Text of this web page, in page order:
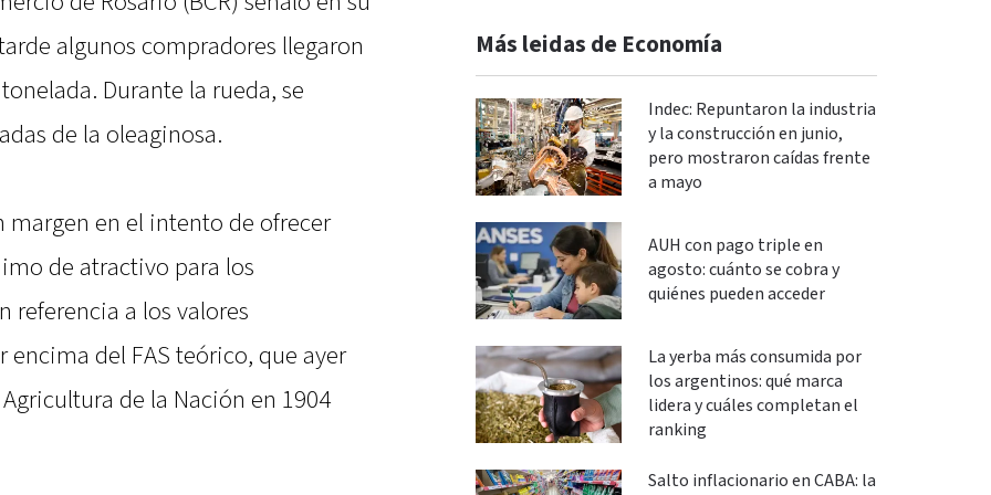
algunos compradores llegaron
Durante la rueda, se
de la oleaginosa.
margen en el intento de ofrecer
de atractivo para los
referencia a los valores
del FAS teórico, que ayer
de la Nación en 1904
Más leidas de Economía
Indec: Repuntaron la industria
y la construcción en junio,
pero mostraron caídas frente
a mayo
AUH con pago triple en
agosto: cuánto se cobra y
quiénes pueden acceder
La yerba más consumida por
los argentinos: qué marca
lidera y cuáles completan el
ranking
Salto inflacionario en CABA: la